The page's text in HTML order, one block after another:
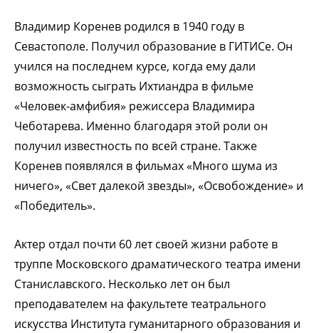
Владимир Коренев родился в 1940 году в
Севастополе. Получил образование в ГИТИСе. Он
учился на последнем курсе, когда ему дали
возможность сыграть Ихтиандра в фильме
«Человек-амфибия» режиссера Владимира
Чеботарева. Именно благодаря этой роли он
получил известность по всей стране. Также
Коренев появлялся в фильмах «Много шума из
ничего», «Свет далекой звезды», «Освобождение» и
«Победитель».
Актер отдал почти 60 лет своей жизни работе в
труппе Московского драматического театра имени
Станиславского. Несколько лет он был
преподавателем на факультете театрального
искусства Института гуманитарного образования и